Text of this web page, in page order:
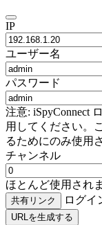
IP
ユーザー名
パスワード
注意: iSpyConnect
用してください。
るためにのみ使用
チャンネル
ほとんど使用され
共有リンク ログイ
URLを生成する